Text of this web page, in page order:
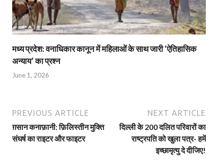
मध्य प्रदेश: वनाधिकार कानून में महिलाओं के साथ जारी ‘ऐतिहासिक
अन्याय’ का प्रश्न
June 1, 2026
PREVIOUS ARTICLE
ग़सान कनाफ़ानी: फ़िलिस्तीन मुक्ति
संघर्ष का राइटर और फाइटर
NEXT ARTICLE
दिल्ली के 200 दलित परिवारों का
राष्ट्रपति को खुला पत्र- हमें
इच्छामृत्यु दे दीजिए!